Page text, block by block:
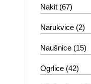
Nakit (67)
Narukvice (2)
Naušnice (15)
Ogrlice (42)